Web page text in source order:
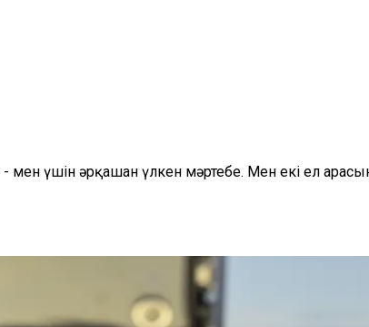
- мен үшін әрқашан үлкен мәртебе. Мен екі ел